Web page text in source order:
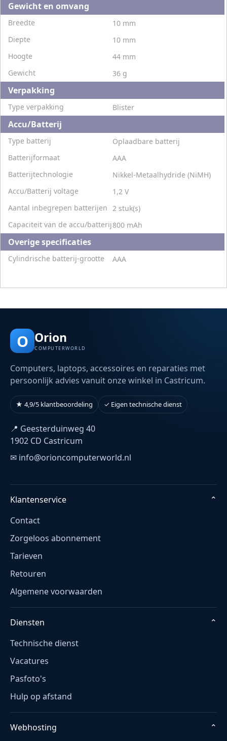
Gewicht en omvang
Breedte
10 mm
Diepte
10 mm
Hoogte
44 mm
Gewicht
36 g
Verpakking
Type verpakking Blister
Accu/Batterij
Type batterij
Oplaadbare batterij
Batterijformaat
AAA
Batterijtechnologie
Nikkel-Metaalhydride (NiMH)
Accu/Batterij voltage
1,2 V
Aantal inbegrepen batterijen 2 stuk(s)
Capaciteit van de accu/batterij800 mAh
Overige specificaties
Cylindrische batterij-grootte AAA
O Orion
COMPUTERWORLD
Computers, laptops, accessoires en reparaties met
persoonlijk advies vanuit onze winkel in Castricum.
★ 4,9/5 klantbeoordeling ✓ Eigen technische dienst
📍 Geesterduinweg 40
1902 CD Castricum
✉ info@orioncomputerworld.nl
Klantenservice
⌄
Contact
Zorgeloos abonnement
Tarieven
Retouren
Algemene voorwaarden
Diensten
⌄
Technische dienst
Vacatures
Pasfoto's
Hulp op afstand
Webhosting
⌄